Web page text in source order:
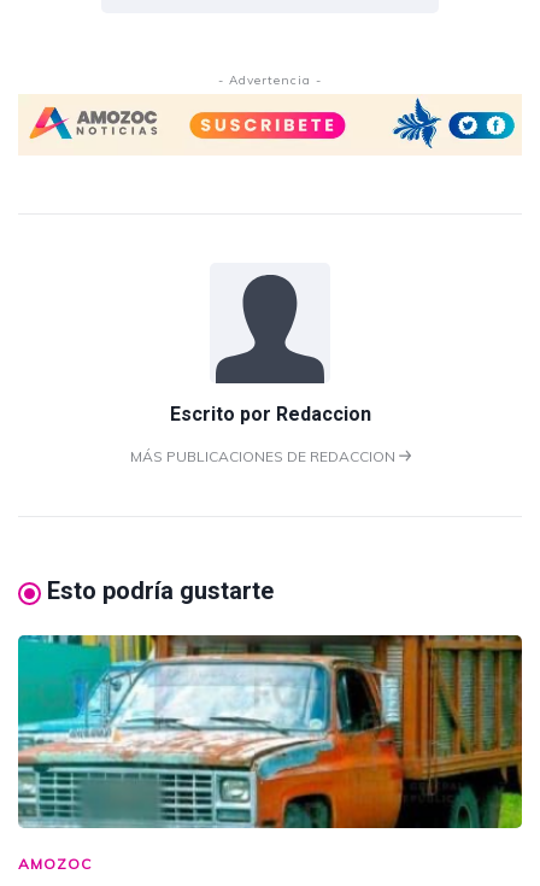
- Advertencia -
Escrito por Redaccion
MÁS PUBLICACIONES DE REDACCION
Esto podría gustarte
AMOZOC